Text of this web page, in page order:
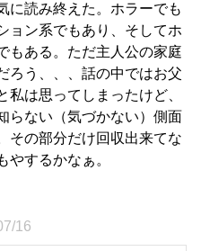
に読み終えた。ホラーでも
ョン系でもあり、そしてホ
もある。ただ主人公の家庭
ろう、、、話の中ではお父
私は思ってしまったけど、
らない（気づかない）側面
その部分だけ回収出来てな
やするかなぁ。
16